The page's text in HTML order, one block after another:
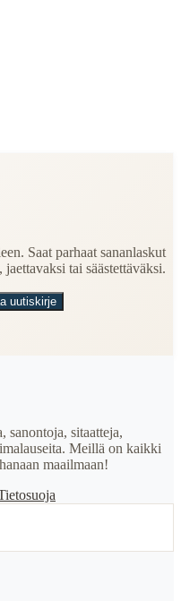
Saat parhaat sananlaskut
tai säästettäväksi.
uutiskirje
sanontoja, sitaatteja,
Meillä on kaikki
maailmaan!